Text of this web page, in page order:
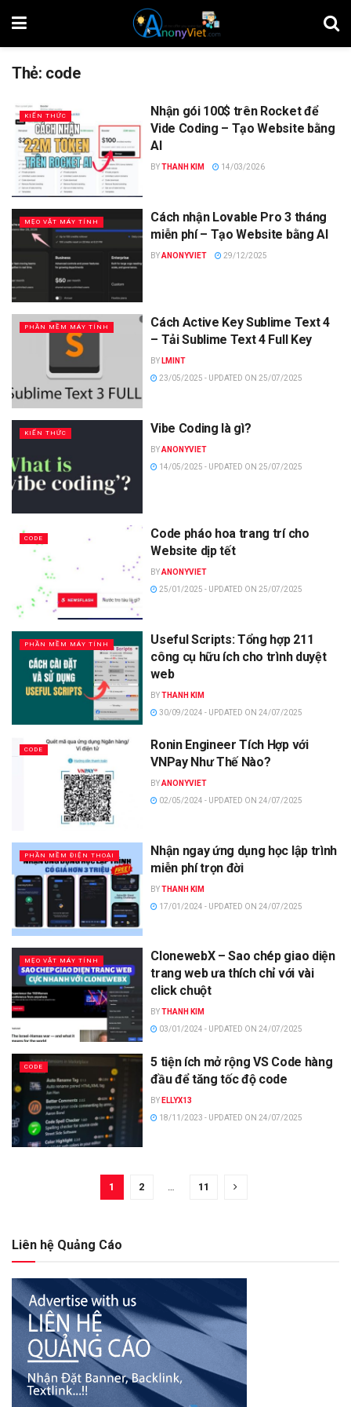
Thẻ: code
KIẾN THỨC
Nhận gói 100$ trên Rocket để
Vide Coding – Tạo Website bằng
AI
BYTHANH KIM 14/03/2026
MẸO VẶT MÁY TÍNH
Cách nhận Lovable Pro 3 tháng
miễn phí – Tạo Website bằng AI
BYANONYVIET 29/12/2025
PHẦN MỀM MÁY TÍNH
Cách Active Key Sublime Text 4
– Tải Sublime Text 4 Full Key
BY LMINT
23/05/2025 - UPDATED ON 25/07/2025
KIẾN THỨC Vibe Coding là gì?
BYANONYVIET
14/05/2025 - UPDATED ON 25/07/2025
CODE
Code pháo hoa trang trí cho
Website dịp tết
BYANONYVIET
25/01/2025 - UPDATED ON 25/07/2025
PHẦN MỀM MÁY TÍNH
Useful Scripts: Tổng hợp 211
công cụ hữu ích cho trình duyệt
web
BYTHANH KIM
30/09/2024 - UPDATED ON 24/07/2025
CODE
Ronin Engineer Tích Hợp với
VNPay Như Thế Nào?
BYANONYVIET
02/05/2024 - UPDATED ON 24/07/2025
PHẦN MỀM ĐIỆN THOẠI
Nhận ngay ứng dụng học lập trình
miễn phí trọn đời
BYTHANH KIM
17/01/2024 - UPDATED ON 24/07/2025
MẸO VẶT MÁY TÍNH
ClonewebX – Sao chép giao diện
trang web ưa thích chỉ với vài
click chuột
BYTHANH KIM
03/01/2024 - UPDATED ON 24/07/2025
CODE
5 tiện ích mở rộng VS Code hàng
đầu để tăng tốc độ code
BY ELLYX13
18/11/2023 - UPDATED ON 24/07/2025
1 2 … 11
Liên hệ Quảng Cáo